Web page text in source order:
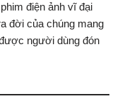
điện ảnh vĩ đại
đời của chúng mang
người dùng đón